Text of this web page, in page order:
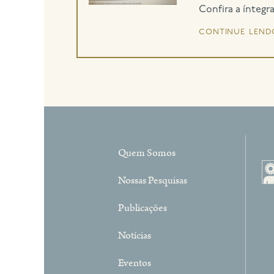
Confira a
continue
Quem Somos
Nossas Pesquisas
Publicações
Notícias
Eventos